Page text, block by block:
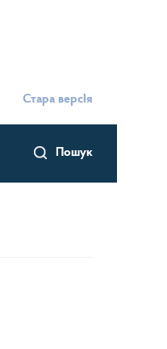
Стара версІя
Пошук